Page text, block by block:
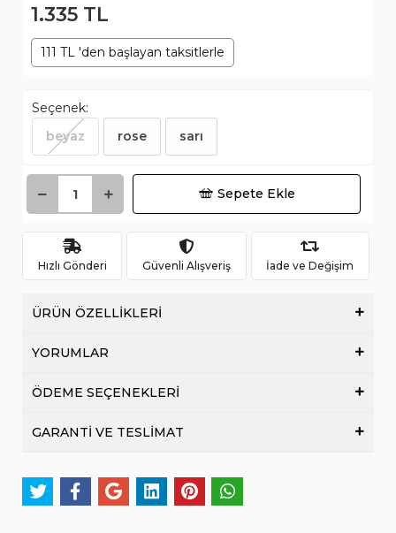
1.335 TL
111 TL 'den başlayan taksitlerle
Seçenek:
beyaz
rose sarı
Sepete Ekle
Hızlı Gönderi Güvenli Alışveriş İade ve Değişim
ÜRÜN ÖZELLİKLERİ
YORUMLAR
ÖDEME SEÇENEKLERİ
GARANTİ VE TESLİMAT